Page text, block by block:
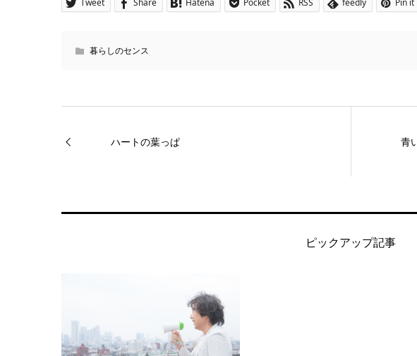
Tweet Share Hatena Pocket RSS feedly Pin it
暮らしのセンス
ハートの葉っぱ 青
ピックアップ記事